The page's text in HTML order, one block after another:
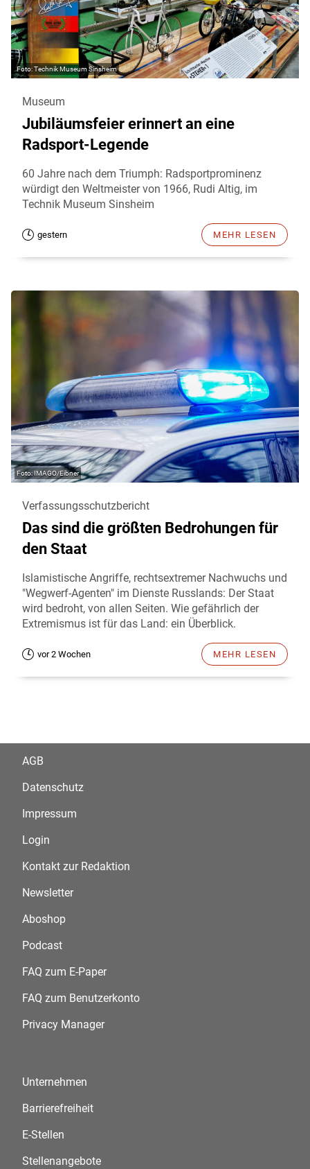
Technik Museum Sinsheim
Museum
Jubiläumsfeier erinnert an eine
Radsport-Legende
60 Jahre nach dem Triumph: Radsportprominenz
würdigt den Weltmeister von 1966, Rudi Altig, im
Technik Museum Sinsheim
gestern MEHR LESEN
IMAGO/Eibner
Verfassungsschutzbericht
Das sind die größten Bedrohungen für
den Staat
Islamistische Angriffe, rechtsextremer Nachwuchs und
"Wegwerf-Agenten" im Dienste Russlands: Der Staat
wird bedroht, von allen Seiten. Wie gefährlich der
Extremismus ist für das Land: ein Überblick.
vor 2 Wochen MEHR LESEN
AGB
Datenschutz
Impressum
Login
Kontakt zur Redaktion
Newsletter
Aboshop
Podcast
FAQ zum E-Paper
FAQ zum Benutzerkonto
Privacy Manager
Unternehmen
Barrierefreiheit
E-Stellen
Stellenangebote